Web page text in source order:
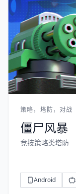
策略，塔防，对战
僵尸风暴
竞技策略类塔防
Android